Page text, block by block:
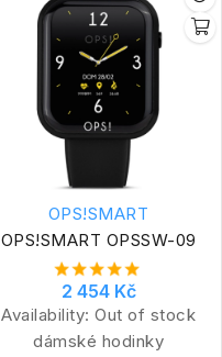
OPS!SMART
OPS!SMART OPSSW-09
2 454 Kč
Availability: Out of stock
dámské hodinky